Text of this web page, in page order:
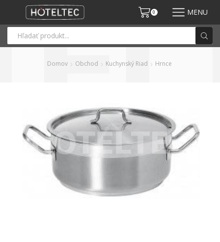
0 MENU
Domov Obchod Kuchynský Riad Hrnce